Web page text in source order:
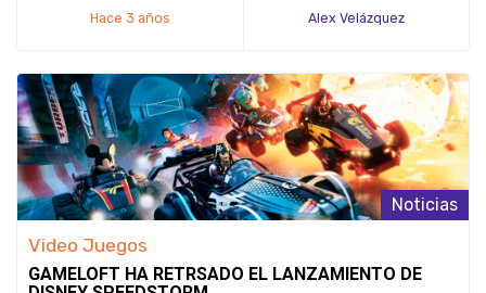
Hace 3 años Alex Velázquez
Noticias
Video Juegos
GAMELOFT HA RETRSADO EL LANZAMIENTO DE